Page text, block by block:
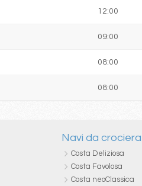
12:00
09:00
08:00
08:00
Navi da crociera
Costa Deliziosa
Costa Favolosa
Costa neoClassica